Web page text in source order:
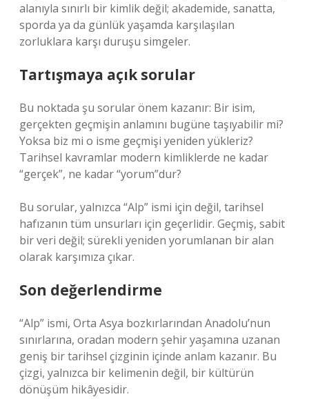
alanıyla sınırlı bir kimlik değil; akademide, sanatta,
sporda ya da günlük yaşamda karşılaşılan
zorluklara karşı duruşu simgeler.
Tartışmaya açık sorular
Bu noktada şu sorular önem kazanır: Bir isim,
gerçekten geçmişin anlamını bugüne taşıyabilir mi?
Yoksa biz mi o isme geçmişi yeniden yükleriz?
Tarihsel kavramlar modern kimliklerde ne kadar
“gerçek”, ne kadar “yorum”dur?
Bu sorular, yalnızca “Alp” ismi için değil, tarihsel
hafızanın tüm unsurları için geçerlidir. Geçmiş, sabit
bir veri değil; sürekli yeniden yorumlanan bir alan
olarak karşımıza çıkar.
Son değerlendirme
“Alp” ismi, Orta Asya bozkırlarından Anadolu’nun
sınırlarına, oradan modern şehir yaşamına uzanan
geniş bir tarihsel çizginin içinde anlam kazanır. Bu
çizgi, yalnızca bir kelimenin değil, bir kültürün
dönüşüm hikâyesidir.